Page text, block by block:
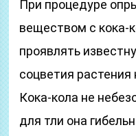
При процедуре
веществом с кока-
проявлять
соцветия
Кока-кола не
для тли она